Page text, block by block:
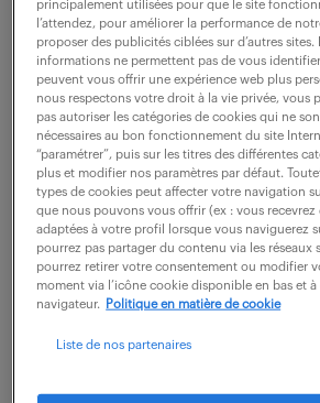
opportunité.
recevez chaque semaine par
correspondent à votre dernière
créer une alerte
principalement utilisées pour que le site
l’attendez, pour améliorer la performance de
proposer des publicités ciblées sur d’autres sites.
informations ne permettent pas de vous
peuvent vous offrir une expérience web plus
nous respectons votre droit à la vie privée, vous
pas autoriser les catégories de cookies qui ne
nécessaires au bon fonctionnement du site
“paramétrer”, puis sur les titres des différentes
plus et modifier nos paramètres par défaut.
types de cookies peut affecter votre navigation
que nous pouvons vous offrir (ex : vous
adaptées à votre profil lorsque vous naviguerez
pourrez pas partager du contenu via les réseaux
pourrez retirer votre consentement ou modifier
moment via l’icône cookie disponible en bas et
navigateur.
Politique en matière de cookie
Liste de nos partenaires